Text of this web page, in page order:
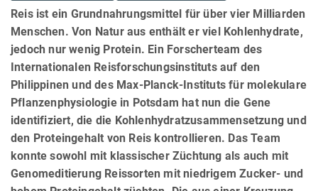
Reis ist ein Grundnahrungsmittel für über vier Milliarden
Menschen. Von Natur aus enthält er viel Kohlenhydrate,
jedoch nur wenig Protein. Ein Forscherteam des
Internationalen Reisforschungsinstituts auf den
Philippinen und des Max-Planck-Instituts für molekulare
Pflanzenphysiologie in Potsdam hat nun die Gene
identifiziert, die die Kohlenhydratzusammensetzung und
den Proteingehalt von Reis kontrollieren. Das Team
konnte sowohl mit klassischer Züchtung als auch mit
Genomeditierung Reissorten mit niedrigem Zucker- und